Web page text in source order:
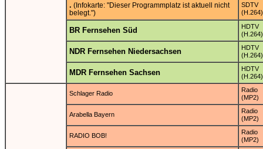
. (Infokarte: "Dieser Programmplatz ist aktuell nicht
belegt.")
SDTV
(H.264)
BR Fernsehen Süd
HDTV
(H.264)
NDR Fernsehen Niedersachsen
HDTV
(H.264)
MDR Fernsehen Sachsen
HDTV
(H.264)
Schlager Radio
Radio
(MP2)
Arabella Bayern
Radio
(MP2)
RADIO BOB!
Radio
(MP2)